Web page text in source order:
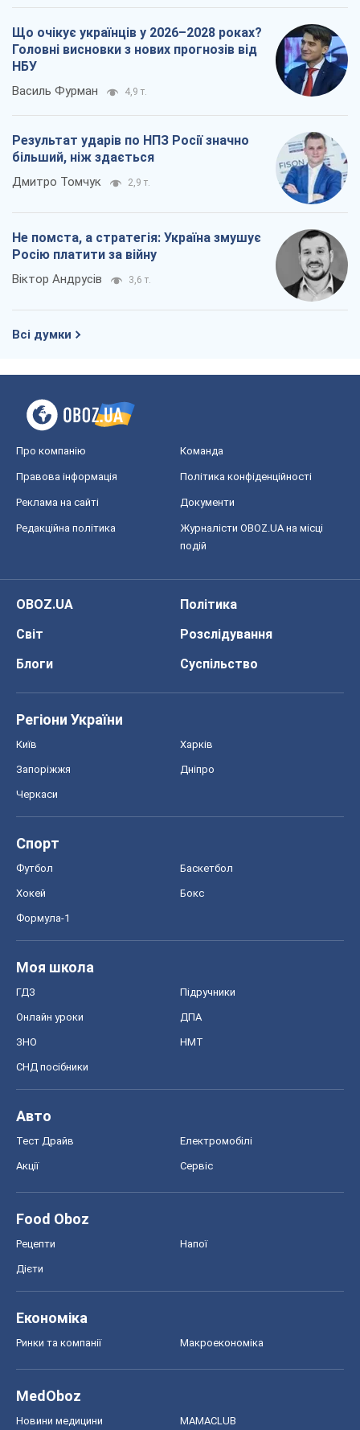
Що очікує українців у 2026–2028 роках?
Головні висновки з нових прогнозів від
НБУ
Василь Фурман 4,9 т.
Результат ударів по НПЗ Росії значно
більший, ніж здається
Дмитро Томчук 2,9 т.
Не помста, а стратегія: Україна змушує
Росію платити за війну
Віктор Андрусів 3,6 т.
Всі думки
Про компанію Команда
Правова інформація Політика конфіденційності
Реклама на сайті Документи
Редакційна політика
Журналісти OBOZ.UA на місці
подій
OBOZ.UA
Політика
Світ
Розслідування
Блоги
Суспільство
Регіони України
Київ Харків
Запоріжжя Дніпро
Черкаси
Спорт
Футбол Баскетбол
Хокей Бокс
Формула-1
Моя школа
ГДЗ Підручники
Онлайн уроки ДПА
ЗНО НМТ
СНД посібники
Авто
Тест Драйв Електромобілі
Акції Сервіс
Food Oboz
Рецепти Напої
Дієти
Економіка
Ринки та компанії Макроекономіка
MedOboz
Новини медицини MAMACLUB